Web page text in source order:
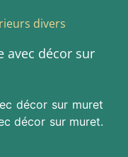
divers
avec décor sur
décor sur muret
décor sur muret.